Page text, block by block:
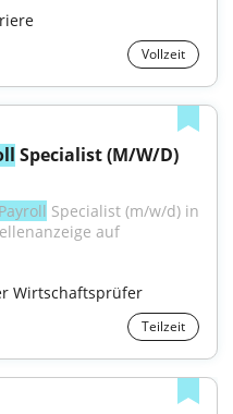
Vollzeit
Specialist (M/W/D)
Payroll Specialist (m/w/d) in
auf
Wirtschaftsprüfer
Teilzeit